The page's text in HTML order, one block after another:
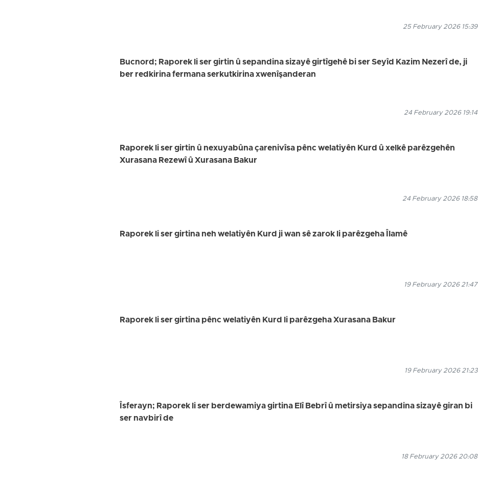
25 February 2026 15:39
Bucnord; Raporek li ser girtin û sepandina sizayê girtîgehê bi ser Seyîd Kazim Nezerî de, ji
ber redkirina fermana serkutkirina xwenîşanderan
24 February 2026 19:14
Raporek li ser girtin û nexuyabûna çarenivîsa pênc welatiyên Kurd û xelkê parêzgehên
Xurasana Rezewî û Xurasana Bakur
24 February 2026 18:58
Raporek li ser girtina neh welatiyên Kurd ji wan sê zarok li parêzgeha Îlamê
19 February 2026 21:47
Raporek li ser girtina pênc welatiyên Kurd li parêzgeha Xurasana Bakur
19 February 2026 21:23
Îsferayn; Raporek li ser berdewamiya girtina Elî Bebrî û metirsiya sepandina sizayê giran bi
ser navbirî de
18 February 2026 20:08